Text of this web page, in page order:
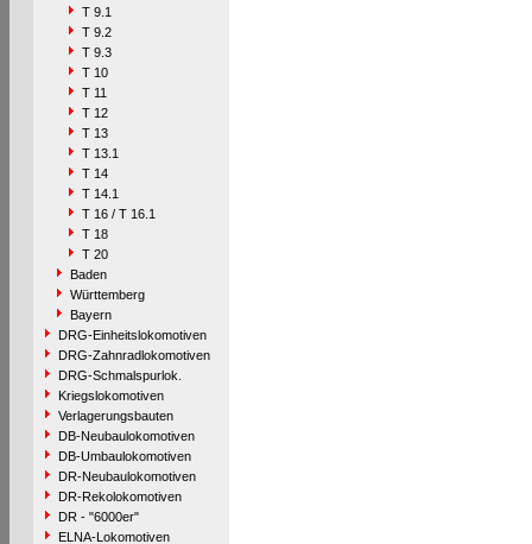
T 9.1
T 9.2
T 9.3
T 10
T 11
T 12
T 13
T 13.1
T 14
T 14.1
T 16 / T 16.1
T 18
T 20
Baden
Württemberg
Bayern
DRG-Einheitslokomotiven
DRG-Zahnradlokomotiven
DRG-Schmalspurlok.
Kriegslokomotiven
Verlagerungsbauten
DB-Neubaulokomotiven
DB-Umbaulokomotiven
DR-Neubaulokomotiven
DR-Rekolokomotiven
DR - "6000er"
ELNA-Lokomotiven